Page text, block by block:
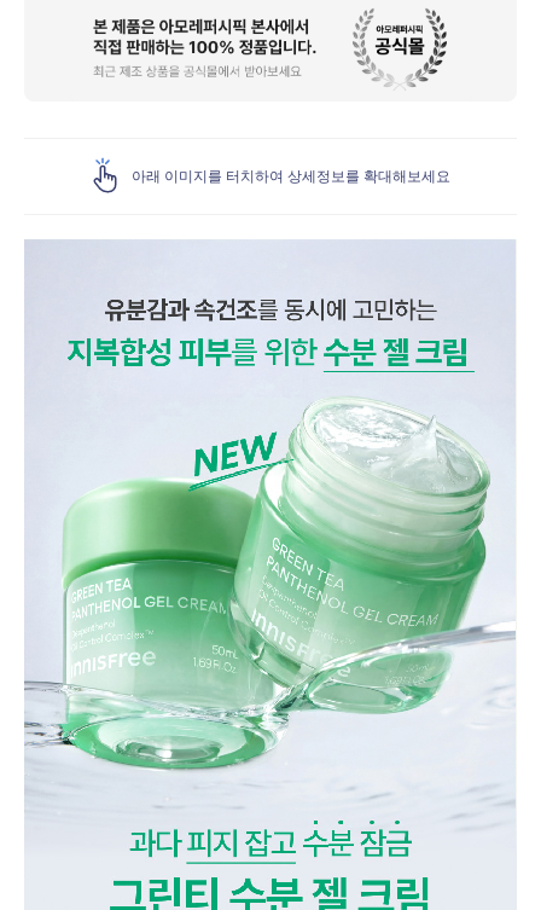
아래 이미지를 터치하여 상세정보를 확대해보세요